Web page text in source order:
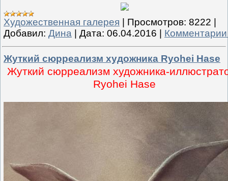
Художественная галерея | Просмотров: 8222 |
Добавил: Дина | Дата: 06.04.2016 |
Жуткий сюрреализм художника Ryohei Hase
Жуткий сюрреализм художника-
Ryohei Hase